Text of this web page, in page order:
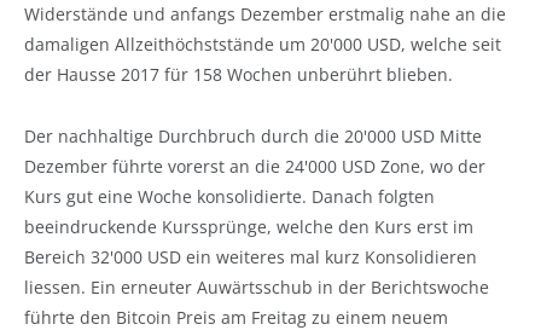
Widerstände und anfangs Dezember erstmalig nahe an die
damaligen Allzeithöchststände um 20'000 USD, welche seit
der Hausse 2017 für 158 Wochen unberührt blieben.
Der nachhaltige Durchbruch durch die 20'000 USD Mitte
Dezember führte vorerst an die 24'000 USD Zone, wo der
Kurs gut eine Woche konsolidierte. Danach folgten
beeindruckende Kurssprünge, welche den Kurs erst im
Bereich 32'000 USD ein weiteres mal kurz Konsolidieren
liessen. Ein erneuter Auwärtsschub in der Berichtswoche
führte den Bitcoin Preis am Freitag zu einem neuem